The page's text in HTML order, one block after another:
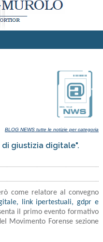
BLOG NEWS tutte le notizie per categoria
di giustizia digitale".
come relatore al convegno
link ipertestuali, gdpr e
il primo evento formativo
Movimento Forense sezione